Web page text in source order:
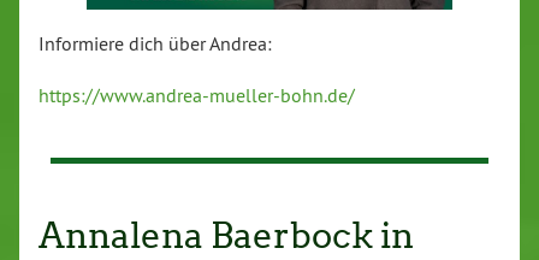
Informiere dich über Andrea:
https://www.andrea-mueller-bohn.de/
Annalena Baerbock in